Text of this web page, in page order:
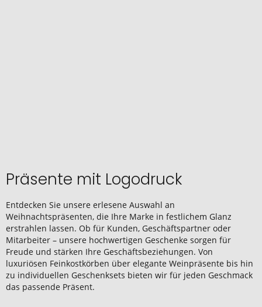
Präsente mit Logodruck
Entdecken Sie unsere erlesene Auswahl an
Weihnachtspräsenten, die Ihre Marke in festlichem Glanz
erstrahlen lassen. Ob für Kunden, Geschäftspartner oder
Mitarbeiter – unsere hochwertigen Geschenke sorgen für
Freude und stärken Ihre Geschäftsbeziehungen. Von
luxuriösen Feinkostkörben über elegante Weinpräsente bis hin
zu individuellen Geschenksets bieten wir für jeden Geschmack
das passende Präsent.